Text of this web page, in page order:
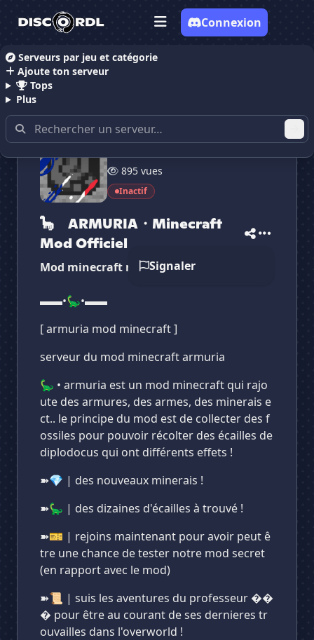
Serveurs par jeu et catégorie
Ajoute ton serveur
Tops
Plus
Connexion
Accueil Serveurs Discord Gaming
895 vues
Inactif
🦕ゝARMURIA・Minecraft
Mod Officiel
Signaler
Mod minecraft minerai
▬▬•🦕•▬▬
[ armuria mod minecraft ]
serveur du mod minecraft armuria
🦕 • armuria est un mod minecraft qui rajo
ute des armures, des armes, des minerais e
ct.. le principe du mod est de collecter des f
ossiles pour pouvoir récolter des écailles de
diplodocus qui ont différents effets !
➽💎 | des nouveaux minerais !
➽🦕 | des dizaines d'écailles à trouvé !
➽🎫 | rejoins maintenant pour avoir peut ê
tre une chance de tester notre mod secret
(en rapport avec le mod)
➽📜 | suis les aventures du professeur ��
� pour être au courant de ses dernieres tr
ouvailles dans l'overworld !
Vote pour 🦕ゝARMURIA・Mi...
Es-tu sûr de vouloir supprimer ton avis de ce
serveur ?
Supprimer
🦕ゝARMURIA・Mine...